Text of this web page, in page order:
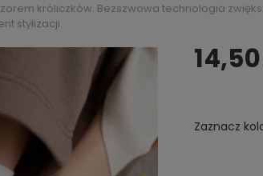
króliczków. Bezszwowa technologia
stylizacji.
14,50
Zaznacz